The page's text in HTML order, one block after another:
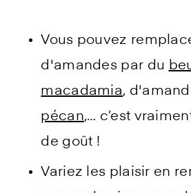
Vous pouvez
d'amandes par du
macadamia,
pécan,… c’est
de goût !
Variez les plaisir en